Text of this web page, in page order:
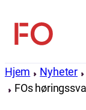
innhold
FO
Hjem Nyheter
FOs